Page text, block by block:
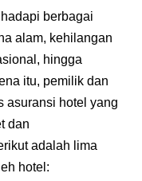
berbagai
alam, kehilangan
hingga
itu, pemilik dan
asuransi hotel yang
dan
adalah lima
hotel: